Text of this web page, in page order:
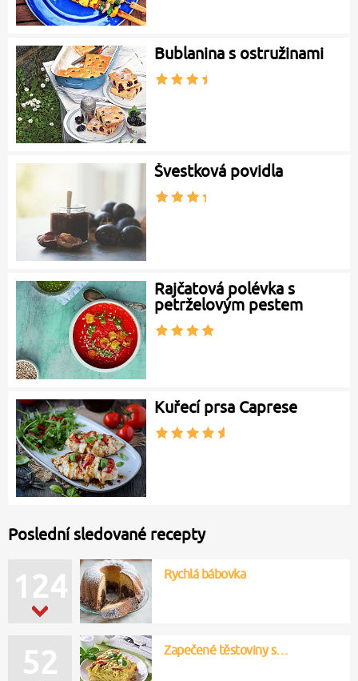
Bublanina s ostružinami
Švestková povidla
Rajčatová polévka s
petrželovým pestem
Kuřecí prsa Caprese
Poslední sledované recepty
124 Rychlá bábovka
52 Zapečené těstoviny s…